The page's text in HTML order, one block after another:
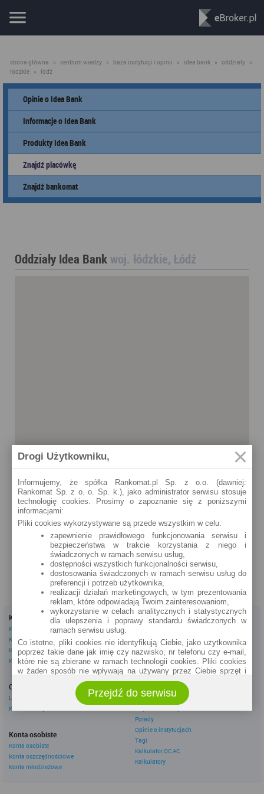
strona główna » centrum wiedzy » baza instytucji i opinii » idea bank » oddziały »
łódzkie » łódź
Opinie o Idea Bank
Informacje o Idea Bank
Produkty Idea Bank
Znajdź placówkę
Znajdź bankomat
Oddziały Idea Bank woj. łódzkie, Łódź
Łódź
ul. Piotrkowska 81
zobacz na mapie »
Kredyty
Kredyty gotówkowe
Kredyty hipoteczne
Kredyty konsolidacyjne
Kredyty na samochód
Oszczędzanie
Lokaty
Konta oszczędnościowe
Konta osobiste
Konta osobiste
Konta oszczędnościowe
Konta młodzieżowe
Dla firm
Konta firmowe
Leasingi
Inne
eBroker Ekstra
Artykuły
Porady
Opinie o instytucjach
Tagi
Kalkulator OC AC
Kalkulatory
Drogi Użytkowniku,
Informujemy, że spółka Rankomat.pl Sp. z o.o. (dawniej:
Rankomat Sp. z o. o. Sp. k.), jako administrator serwisu stosuje
technologię cookies. Prosimy o zapoznanie się z poniższymi
informacjami:
Pliki cookies wykorzystywane są przede wszystkim w celu:
zapewnienie prawidłowego funkcjonowania serwisu i
bezpieczeństwa w trakcie korzystania z niego i
świadczonych w ramach serwisu usług,
dostępności wszystkich funkcjonalności serwisu,
dostosowania świadczonych w ramach serwisu usług do
preferencji i potrzeb użytkownika,
realizacji działań marketingowych, w tym prezentowania
reklam, które odpowiadają Twoim zainteresowaniom,
wykorzystanie w celach analitycznych i statystycznych
dla ulepszenia i poprawy standardu świadczonych w
ramach serwisu usług.
Co istotne, pliki cookies nie identyfikują Ciebie, jako użytkownika
poprzez takie dane jak imię czy nazwisko, nr telefonu czy e-mail,
które nie są zbierane w ramach technologii cookies. Pliki cookies
w żaden sposób nie wpływają na używany przez Ciebie sprzęt i
Zakres wykorzystywania plików cookies możliwy jest do
określenia w ustawieniach przeglądarki każdego użytkownika. Bez
wprowadzenia zmian ustawień, informacje w plikach cookies mogą
być zapisywane w pamięci Twojego urządzenia.
Administratorem danych pozyskiwanych w technologii cookies jest
spółka Rankomat.pl Sp. z o.o. (dawniej: Rankomat Sp. z o. o. Sp.
k.) z siedzibą w Warszawie, ul. Wolska 88, 01 - 141 Warszawa.
Możesz jako użytkownik w każdym czasie skontaktować się z
administratorem pod adresem bok@ebroker.pl, jak również wyrazić
Przejdź do serwisu